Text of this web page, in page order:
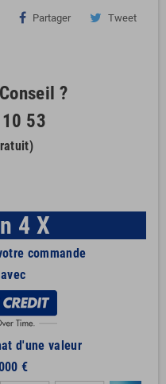
Partager Tweet
?
53
4 X
commande
d'une valeur
€